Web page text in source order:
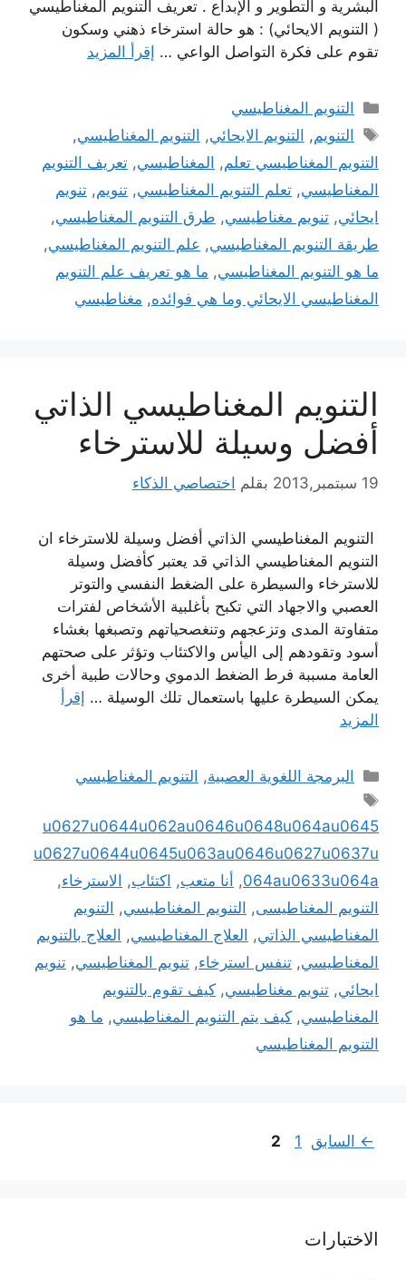
البشرية و التطوير و الإبداع . تعريف التنويم المغناطيسي
( التنويم الايحائي) : هو حالة استرخاء ذهني وسكون
تقوم على فكرة التواصل الواعي … إقرأ المزيد
التصنيفات
التنويم المغناطيسي
الوسوم
التنويم, التنويم الايحائي, التنويم المغناطيسي,
التنويم المغناطيسي تعلم, المغناطيسي, تعريف التنويم
المغناطيسي, تعلم التنويم المغناطيسي, تنويم, تنويم
ايحائي, تنويم مغناطيسي, طرق التنويم المغناطيسي,
طريقة التنويم المغناطيسي, علم التنويم المغناطيسي,
ما هو التنويم المغناطيسي, ما هو تعريف علم التنويم
المغناطيسي الايحائي وما هي فوائده, مغناطيسي
التنويم المغناطيسي الذاتي
أفضل وسیلة للاسترخاء
19 سبتمبر,2013 بقلم اختصاصي الذكاء
التنويم المغناطيسي الذاتي أفضل وسیلة للاسترخاء ان
التنویم المغناطیسي الذاتي قد یعتبر كأفضل وسیلة
للاسترخاء والسیطرة على الضغط النفسي والتوتر
العصبي والاجھاد التي تكبح بأغلبیة الأشخاص لفترات
متفاوتة المدى وتزعجھم وتنغصحیاتھم وتصبغھا بغشاء
أسود وتقودھم إلى الیأس والاكتئاب وتؤثر على صحتھم
العامة مسببة فرط الضغط الدموي وحالات طبیة أخرى
یمكن السیطرة علیھا باستعمال تلك الوسیلة … إقرأ
المزيد
التصنيفات
البرمجة اللغوية العصبية, التنويم المغناطيسي
u0627u0644u062au0646u0648u064au0645
u0627u0644u0645u063au0646u0627u0637u
064au0633u064a
, أنا متعب, اكتئاب, الاسترخاء,
التنويم المغناطيسى, التنويم المغناطيسي, التنويم
المغناطيسي الذاتي, العلاج المغناطيسي, العلاج بالتنويم
المغناطيسي, تنفس استرخاء, تنويم المغناطيسي, تنويم
ايحائي, تنويم مغناطيسي, كيف تقوم بالتنويم
المغناطيسي, كيف يتم التنويم المغناطيسي, ما هو
التنويم المغناطيسي
← السابق Page
1
Page
2
الاختبارات